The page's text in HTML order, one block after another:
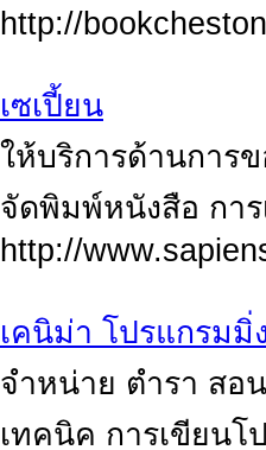
http://
เซเปี้ยน
ให้บริการด้านการ
จัดพิมพ์หนังสือ กา
http://
เคนิม่า โปรแกรมมิ่
จำหน่าย ตำรา สอ
เทคนิค การเขียนโ